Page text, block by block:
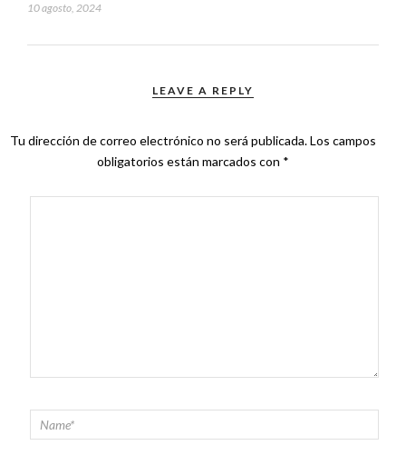
10 agosto, 2024
LEAVE A REPLY
Tu dirección de correo electrónico no será publicada.Los campos
obligatorios están marcados con *